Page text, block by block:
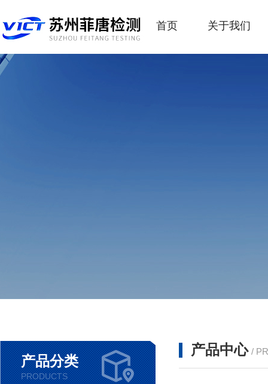
首页 关于我们
产品分类
PRODUCTS
产品中心 /